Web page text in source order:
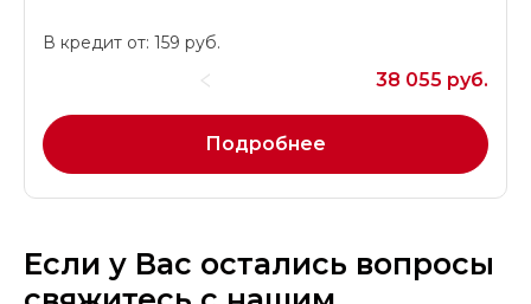
В кредит от: 159 руб.
38 055 руб.
Подробнее
Если у Вас остались вопросы